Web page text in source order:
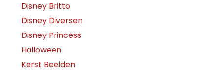
Disney Britto
Disney Diversen
Disney Princess
Halloween
Kerst Beelden